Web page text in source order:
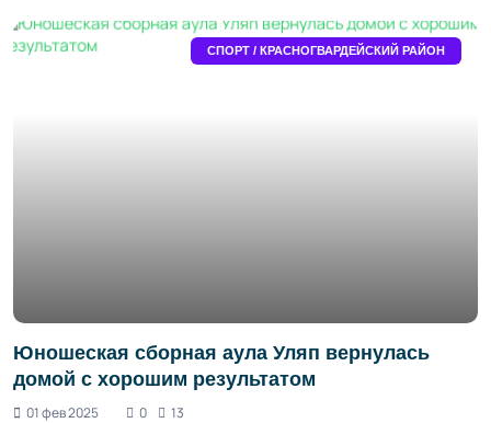
СПОРТ / КРАСНОГВАРДЕЙСКИЙ РАЙОН
Юношеская сборная аула Уляп вернулась
домой с хорошим результатом
01 фев 2025 0 13